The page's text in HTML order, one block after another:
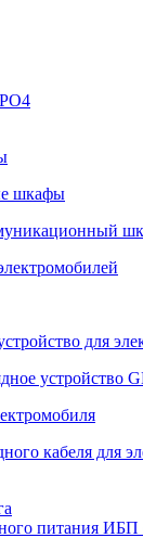
шкафы
для
устройство
кабеля для
питания ИБП